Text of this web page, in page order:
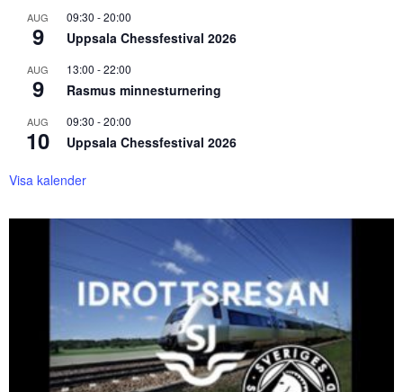
AUG
9
09:30 -20:00
Uppsala Chessfestival 2026
AUG
9
13:00 -22:00
Rasmus minnesturnering
AUG
10
09:30 -20:00
Uppsala Chessfestival 2026
Visa kalender